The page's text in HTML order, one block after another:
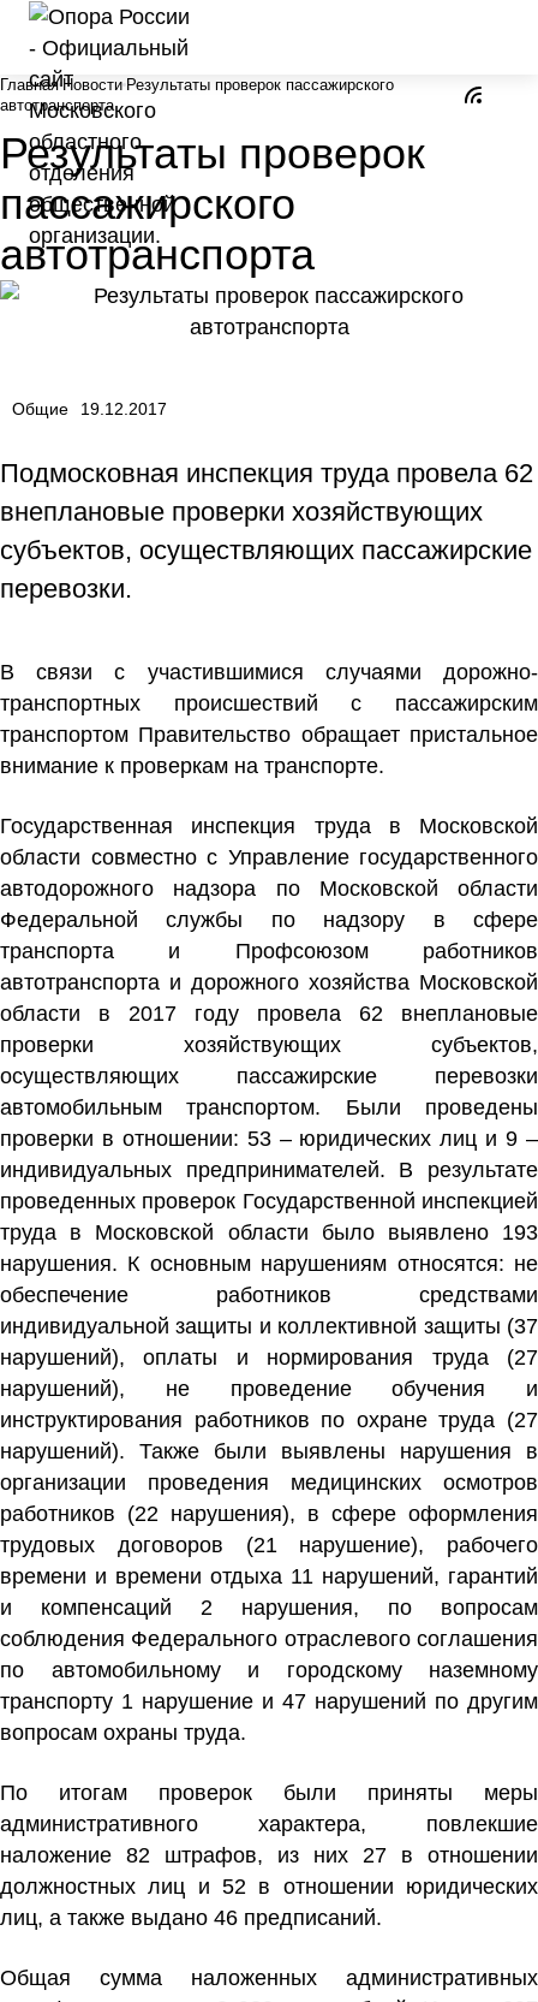
Главная Новости Результаты проверок пассажирского
автотранспорта
Результаты проверок
пассажирского
автотранспорта
Общие 19.12.2017
Подмосковная инспекция труда провела 62
внеплановые проверки хозяйствующих
субъектов, осуществляющих пассажирские
перевозки.
В связи с участившимися случаями дорожно-
транспортных происшествий с пассажирским
транспортом Правительство обращает пристальное
внимание к проверкам на транспорте.
Государственная инспекция труда в Московской
области совместно с Управление государственного
автодорожного надзора по Московской области
Федеральной службы по надзору в сфере
транспорта и Профсоюзом работников
автотранспорта и дорожного хозяйства Московской
области в 2017 году провела 62 внеплановые
проверки хозяйствующих субъектов,
осуществляющих пассажирские перевозки
автомобильным транспортом. Были проведены
проверки в отношении: 53 – юридических лиц и 9 –
индивидуальных предпринимателей. В результате
проведенных проверок Государственной инспекцией
труда в Московской области было выявлено 193
нарушения. К основным нарушениям относятся: не
обеспечение работников средствами
индивидуальной защиты и коллективной защиты (37
нарушений), оплаты и нормирования труда (27
нарушений), не проведение обучения и
инструктирования работников по охране труда (27
нарушений). Также были выявлены нарушения в
организации проведения медицинских осмотров
работников (22 нарушения), в сфере оформления
трудовых договоров (21 нарушение), рабочего
времени и времени отдыха 11 нарушений, гарантий
и компенсаций 2 нарушения, по вопросам
соблюдения Федерального отраслевого соглашения
по автомобильному и городскому наземному
транспорту 1 нарушение и 47 нарушений по другим
вопросам охраны труда.
По итогам проверок были приняты меры
административного характера, повлекшие
наложение 82 штрафов, из них 27 в отношении
должностных лиц и 52 в отношении юридических
лиц, а также выдано 46 предписаний.
Общая сумма наложенных административных